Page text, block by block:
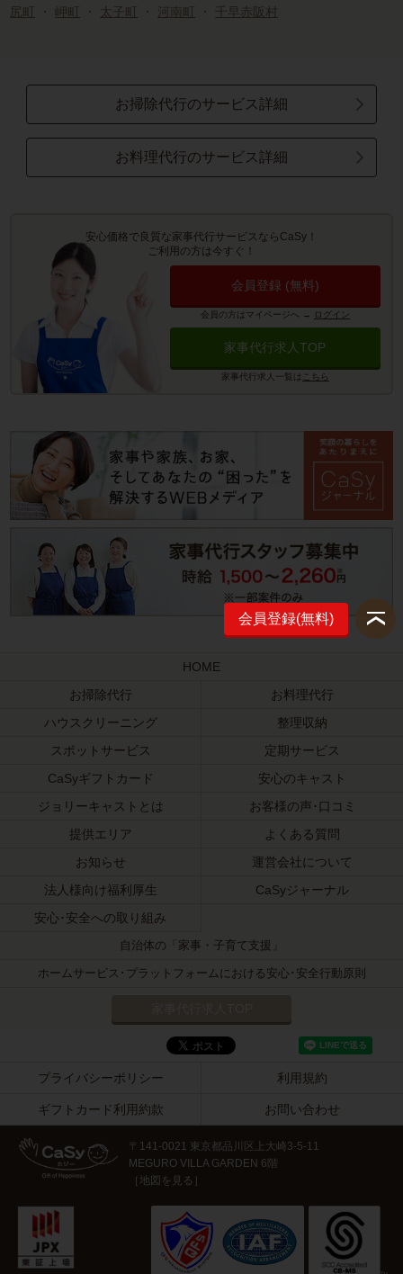
尻町
・ 岬町 ・ 太子町 ・ 河南町 ・ 千早赤阪村
お掃除代行のサービス詳細
お料理代行のサービス詳細
安心価格で良質な家事代行サービスならCaSy！
ご利用の方は今すぐ！
会員登録 (無料)
会員の方はマイページへ → ログイン
家事代行求人TOP
家事代行求人一覧は こちら
会員登録(無料)
HOME
お掃除代行
お料理代行
ハウスクリーニング
整理収納
スポットサービス
定期サービス
CaSyギフトカード
安心のキャスト
ジョリーキャストとは
お客様の声･口コミ
提供エリア
よくある質問
お知らせ
運営会社について
法人様向け福利厚生
CaSyジャーナル
安心･安全への取り組み
自治体の「家事・子育て支援」
ホームサービス･プラットフォームにおける安心･安全行動原則
プライバシーポリシー 利用規約
ギフトカード利用約款 お問い合わせ
〒141-0021 東京都品川区上大崎3-5-11
MEGURO VILLA GARDEN 6階
［地図を見る ］